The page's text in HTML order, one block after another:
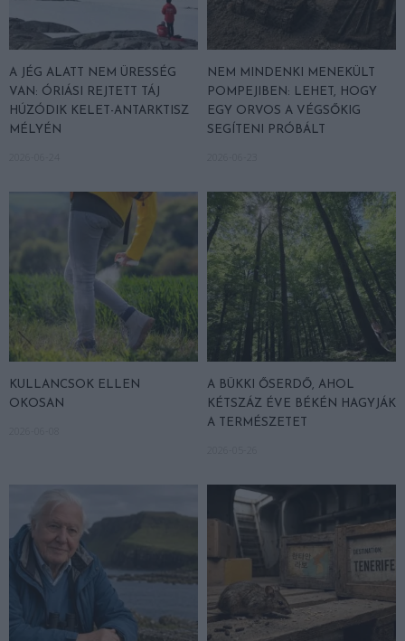
A JÉG ALATT NEM ÜRESSÉG
VAN: ÓRIÁSI REJTETT TÁJ
HÚZÓDIK KELET-ANTARKTISZ
MÉLYÉN
NEM MINDENKI MENEKÜLT
POMPEJIBEN: LEHET, HOGY
EGY ORVOS A VÉGSŐKIG
SEGÍTENI PRÓBÁLT
KULLANCSOK ELLEN
OKOSAN
A BÜKKI ŐSERDŐ, AHOL
KÉTSZÁZ ÉVE BÉKÉN HAGYJÁK
A TERMÉSZETET